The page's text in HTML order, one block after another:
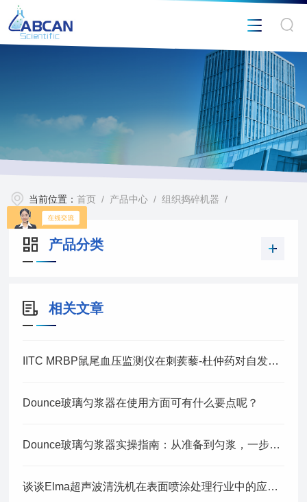
当前位置：首页 / 产品中心 /组织捣碎机器 /
产品分类
相关文章
IITC MRBP鼠尾血压监测仪在刺蒺藜-杜仲药对自发性高血压大鼠左室肥厚的研究
Dounce玻璃匀浆器在使用方面可有什么要点呢？
Dounce玻璃匀浆器实操指南：从准备到匀浆，一步不落！
谈谈Elma超声波清洗机在表面喷涂处理行业中的应用！